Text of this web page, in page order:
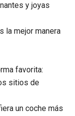
y joyas
la mejor manera
favorita:
sitios de
un coche más